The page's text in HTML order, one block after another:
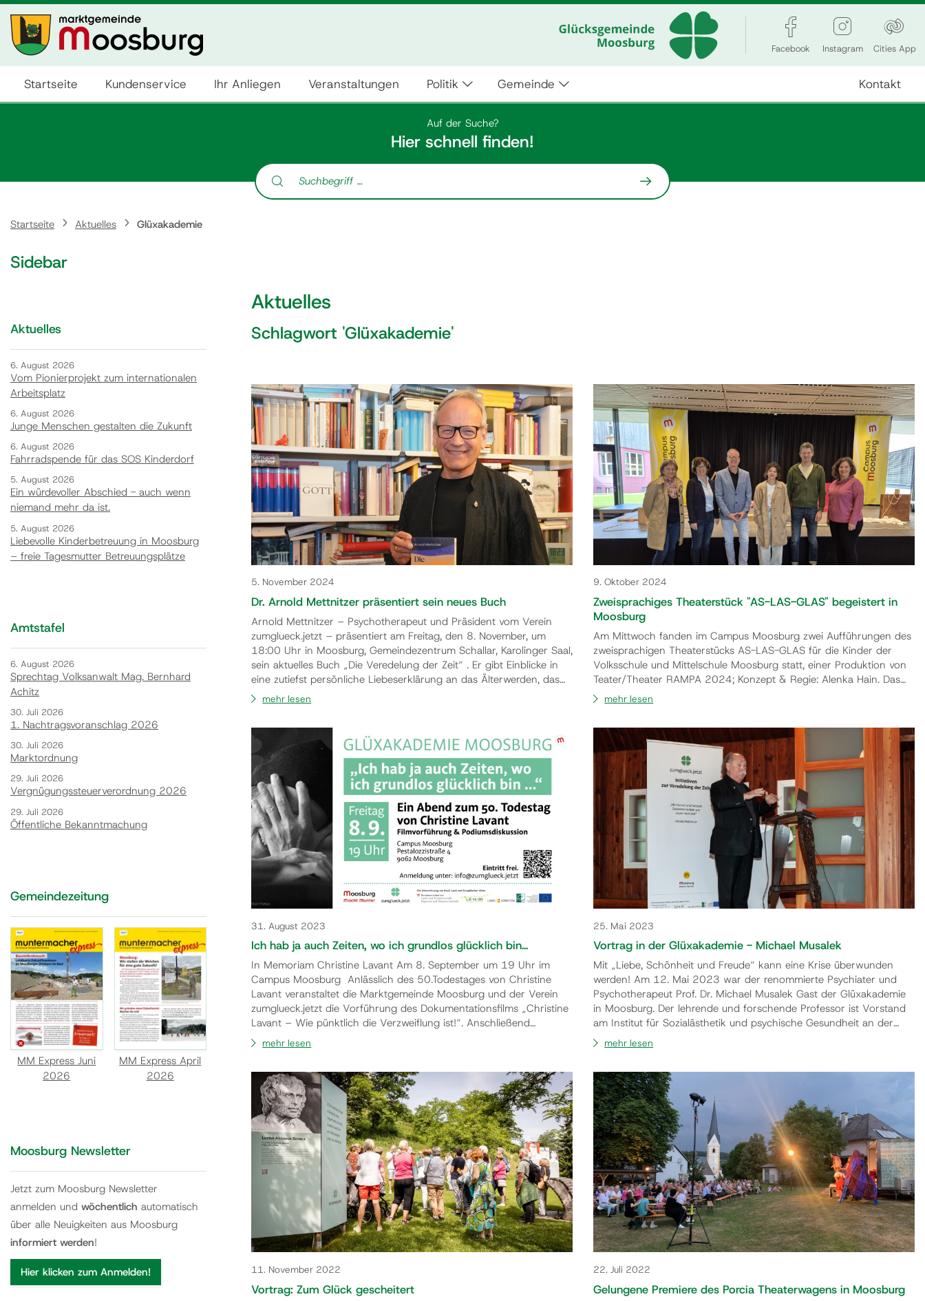
Facebook Instagram Cities App
Startseite Kundenservice Ihr Anliegen Veranstaltungen Politik Gemeinde Kontakt
Auf der Suche?
Hier schnell finden!
Suche nach:
Startseite Aktuelles Glüxakademie
Aktuelles
Schlagwort 'Glüxakademie'
5. November 2024
Dr. Arnold Mettnitzer präsentiert sein neues Buch
Arnold Mettnitzer – Psychotherapeut und Präsident vom Verein
zumglueck.jetzt – präsentiert am Freitag, den 8. November, um
18:00 Uhr in Moosburg, Gemeindezentrum Schallar, Karolinger Saal,
sein aktuelles Buch „Die Veredelung der Zeit“ . Er gibt Einblicke in
eine zutiefst persönliche Liebeserklärung an das Älterwerden, das
Miteinander, die Achtsamkeit und die heilsame Wirkung spiritueller
Erfahrungen. Der Abend wird musikalisch von den Schülerinnen
mehr lesen
9. Oktober 2024
Zweisprachiges Theaterstück "AS-LAS-GLAS" begeistert in
Moosburg
Am Mittwoch fanden im Campus Moosburg zwei Aufführungen des
zweisprachigen Theaterstücks AS-LAS-GLAS für die Kinder der
Volksschule und Mittelschule Moosburg statt, einer Produktion von
Teater/Theater RAMPA 2024; Konzept & Regie: Alenka Hain. Das
Stück erzählt die Geschichte von Mitja und Julija, die in der Schule
am Dachboden einen wunderbaren Spielplatz entdecken. Mit Hilfe
sie auf eine magische Insel. Dort erleben s…
mehr lesen
31. August 2023
Ich hab ja auch Zeiten, wo ich grundlos glücklich bin…
In Memoriam Christine Lavant Am 8. September um 19 Uhr im
Campus Moosburg Anlässlich des 50.Todestages von Christine
Lavant veranstaltet die Marktgemeinde Moosburg und der Verein
zumglueck.jetzt die Vorführung des Dokumentationsfilms „Christine
Lavant – Wie pünktlich die Verzweiflung ist!“. Anschließend
diskutieren darüber Livia Graf & Klaus Graf (Graf Filmproduktion
GmbH), Ernst Peter Prokop (Fotograf), Edgar Unterkirchner
mehr lesen
25. Mai 2023
Vortrag in der Glüxakademie - Michael Musalek
Mit „Liebe, Schönheit und Freude“ kann eine Krise überwunden
werden! Am 12. Mai 2023 war der renommierte Psychiater und
Psychotherapeut Prof. Dr. Michael Musalek Gast der Glüxakademie
in Moosburg. Der lehrende und forschende Professor ist Vorstand
am Institut für Sozialästhetik und psychische Gesundheit an der
Sigmund Freud Privatuniversität Wien und Berlin. Er ist Autor
zahlreicher Bücher, die sich unter anderem mit der Ästhetik von
mehr lesen
11. November 2022
Vortrag: Zum Glück gescheitert
22. Juli 2022
Gelungene Premiere des Porcia Theaterwagens in Moosburg
Sidebar
Aktuelles
6. August 2026
Vom Pionierprojekt zum internationalen
Arbeitsplatz
6. August 2026
Junge Menschen gestalten die Zukunft
6. August 2026
Fahrradspende für das SOS Kinderdorf
5. August 2026
Ein würdevoller Abschied - auch wenn
niemand mehr da ist.
5. August 2026
Liebevolle Kinderbetreuung in Moosburg
– freie Tagesmutter Betreuungsplätze
Amtstafel
6. August 2026
Sprechtag Volksanwalt Mag. Bernhard
Achitz
30. Juli 2026
1. Nachtragsvoranschlag 2026
30. Juli 2026
Marktordnung
29. Juli 2026
Vergnügungssteuerverordnung 2026
29. Juli 2026
Öffentliche Bekanntmachung
Gemeindezeitung
MM Express Juni
2026
MM Express April
2026
Moosburg Newsletter
Jetzt zum Moosburg Newsletter
anmelden und wöchentlich automatisch
über alle Neuigkeiten aus Moosburg
informiert werden!
Hier klicken zum Anmelden!